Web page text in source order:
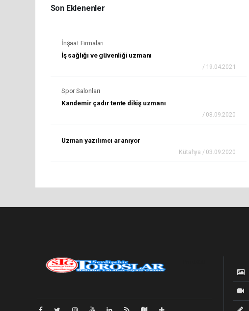
Son Eklenenler
İnşaat Firmaları
İş sağlığı ve güvenliği uzmanı
/ 19.04.2021
Spor Salonları
Kandemir çadır tente dikiş uzmanı
/ 03.09.2020
Uzman yazılımcı aranıyor
Kütahya / 03.09.2020